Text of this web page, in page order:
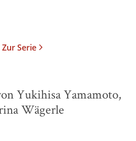
Zur Serie
Yukihisa Yamamoto,
Wägerle